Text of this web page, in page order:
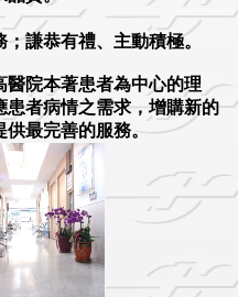
謙恭有禮、主動積極。
醫院本著患者為中心的理
者病情之需求，增購新的
供最完善的服務。